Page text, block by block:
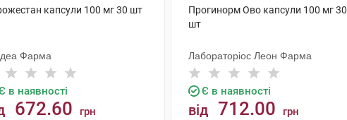
капсули 100 мг 30 шт
Фарма
в наявності
672.60 грн
Прогинорм Ово капсули 100 мг 30
шт
Лабораторіос Леон Фарма
Є в наявності
від 712.00 грн